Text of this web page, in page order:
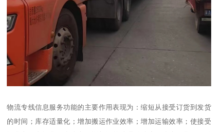
物流专线信息服务功能的主要作用表现为：缩短从接受订货到发货
的时间；库存适量化；增加搬运作业效率；增加运输效率；使接受